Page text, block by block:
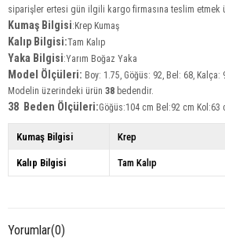
siparişler ertesi gün ilgili kargo firmasına teslim etmek
Kumaş Bilgisi:Krep Kumaş
Kalıp Bilgisi:Tam Kalıp
Yaka Bilgisi:Yarım Boğaz Yaka
Model Ölçüleri: Boy: 1.75, Göğüs: 92, Bel: 68, Kalça:
Modelin üzerindeki ürün 38 bedendir.
38 Beden Ölçüleri:Göğüs:104 cm Bel:92 cm Kol:63
Kumaş Bilgisi Krep
Kalıp Bilgisi Tam Kalıp
Yorumlar(0)